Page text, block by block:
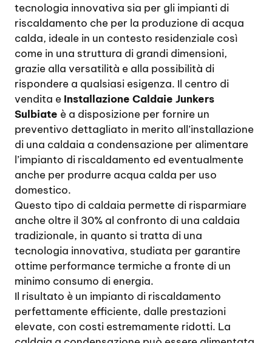
tecnologia innovativa sia per gli impianti di
riscaldamento che per la produzione di acqua
calda, ideale in un contesto residenziale così
come in una struttura di grandi dimensioni,
grazie alla versatilità e alla possibilità di
rispondere a qualsiasi esigenza. Il centro di
vendita e Installazione Caldaie Junkers
Sulbiate è a disposizione per fornire un
preventivo dettagliato in merito all’installazione
di una caldaia a condensazione per alimentare
l’impianto di riscaldamento ed eventualmente
anche per produrre acqua calda per uso
domestico.
Questo tipo di caldaia permette di risparmiare
anche oltre il 30% al confronto di una caldaia
tradizionale, in quanto si tratta di una
tecnologia innovativa, studiata per garantire
ottime performance termiche a fronte di un
minimo consumo di energia.
Il risultato è un impianto di riscaldamento
perfettamente efficiente, dalle prestazioni
elevate, con costi estremamente ridotti. La